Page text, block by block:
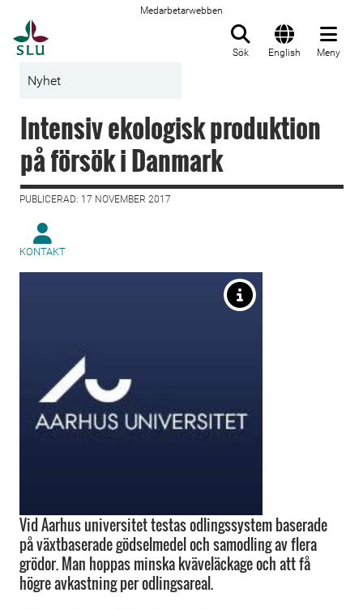
Medarbetarwebben
Sök English Meny
Nyhet
Intensiv ekologisk produktion
på försök i Danmark
PUBLICERAD: 17 NOVEMBER 2017
KONTAKT
Vid Aarhus universitet testas odlingssystem baserade
på växtbaserade gödselmedel och samodling av flera
grödor. Man hoppas minska kväveläckage och att få
högre avkastning per odlingsareal.